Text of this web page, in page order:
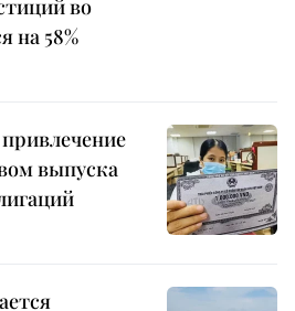
во
на 58%
выпуска